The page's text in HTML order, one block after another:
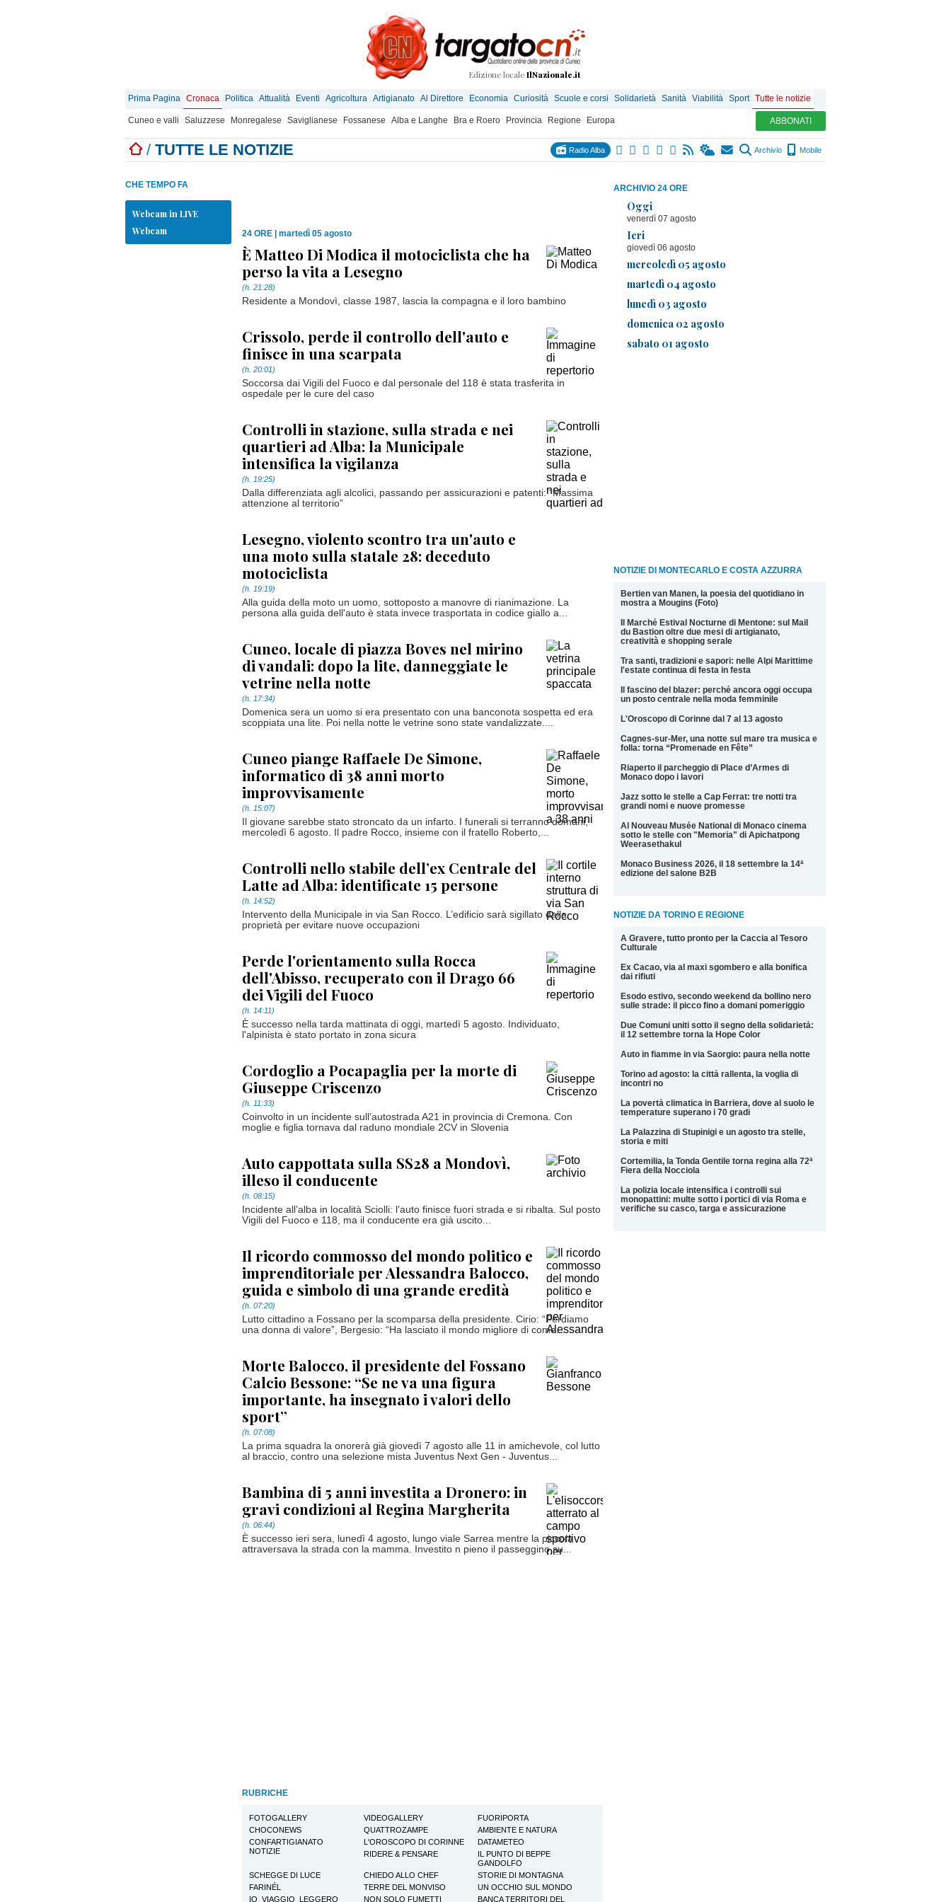
Edizione locale IlNazionale.it
Prima Pagina Cronaca Politica Attualità Eventi Agricoltura Artigianato Al Direttore Economia Curiosità Scuole e corsi Solidarietà Sanità Viabilità Sport Tutte le notizie
Cuneo e valli Saluzzese Monregalese Saviglianese Fossanese Alba e Langhe Bra e Roero Provincia Regione Europa ABBONATI
/ TUTTE LE NOTIZIE Radio Alba Archivio Mobile
ARCHIVIO 24 ORE
Oggi
venerdì 07 agosto
Ieri
giovedì 06 agosto
mercoledì 05 agosto
martedì 04 agosto
lunedì 03 agosto
domenica 02 agosto
sabato 01 agosto
NOTIZIE DI MONTECARLO E COSTA AZZURRA
Bertien van Manen, la poesia del quotidiano in
mostra a Mougins (Foto)
Il Marché Estival Nocturne di Mentone: sul Mail
du Bastion oltre due mesi di artigianato,
creatività e shopping serale
Tra santi, tradizioni e sapori: nelle Alpi Marittime
l'estate continua di festa in festa
Il fascino del blazer: perché ancora oggi occupa
un posto centrale nella moda femminile
L'Oroscopo di Corinne dal 7 al 13 agosto
Cagnes-sur-Mer, una notte sul mare tra musica e
folla: torna “Promenade en Fête”
Riaperto il parcheggio di Place d’Armes di
Monaco dopo i lavori
Jazz sotto le stelle a Cap Ferrat: tre notti tra
grandi nomi e nuove promesse
Al Nouveau Musée National di Monaco cinema
sotto le stelle con "Memoria" di Apichatpong
Weerasethakul
Monaco Business 2026, il 18 settembre la 14ª
edizione del salone B2B
NOTIZIE DA TORINO E REGIONE
A Gravere, tutto pronto per la Caccia al Tesoro
Culturale
Ex Cacao, via al maxi sgombero e alla bonifica
dai rifiuti
Esodo estivo, secondo weekend da bollino nero
sulle strade: il picco fino a domani pomeriggio
Due Comuni uniti sotto il segno della solidarietà:
il 12 settembre torna la Hope Color
Auto in fiamme in via Saorgio: paura nella notte
Torino ad agosto: la città rallenta, la voglia di
incontri no
La povertà climatica in Barriera, dove al suolo le
temperature superano i 70 gradi
La Palazzina di Stupinigi e un agosto tra stelle,
storia e miti
Cortemilia, la Tonda Gentile torna regina alla 72ª
Fiera della Nocciola
La polizia locale intensifica i controlli sui
monopattini: multe sotto i portici di via Roma e
verifiche su casco, targa e assicurazione
CHE TEMPO FA
Webcam in LIVE
Webcam
24 ORE martedì 05 agosto
È Matteo Di Modica il motociclista che ha
perso la vita a Lesegno
(h. 21:28)
Residente a Mondovì, classe 1987, lascia la compagna e il loro bambino
Crissolo, perde il controllo dell'auto e
finisce in una scarpata
(h. 20:01)
Soccorsa dai Vigili del Fuoco e dal personale del 118 è stata trasferita in
ospedale per le cure del caso
Controlli in stazione, sulla strada e nei
quartieri ad Alba: la Municipale
intensifica la vigilanza
(h. 19:25)
Dalla differenziata agli alcolici, passando per assicurazioni e patenti: “Massima
attenzione al territorio”
Lesegno, violento scontro tra un'auto e
una moto sulla statale 28: deceduto
motociclista
(h. 19:19)
Alla guida della moto un uomo, sottoposto a manovre di rianimazione. La
persona alla guida dell'auto è stata invece trasportata in codice giallo a...
Cuneo, locale di piazza Boves nel mirino
di vandali: dopo la lite, danneggiate le
vetrine nella notte
(h. 17:34)
Domenica sera un uomo si era presentato con una banconota sospetta ed era
scoppiata una lite. Poi nella notte le vetrine sono state vandalizzate....
Cuneo piange Raffaele De Simone,
informatico di 38 anni morto
improvvisamente
(h. 15:07)
Il giovane sarebbe stato stroncato da un infarto. I funerali si terranno domani,
mercoledì 6 agosto. Il padre Rocco, insieme con il fratello Roberto,...
Controlli nello stabile dell’ex Centrale del
Latte ad Alba: identificate 15 persone
(h. 14:52)
Intervento della Municipale in via San Rocco. L’edificio sarà sigillato dalla
proprietà per evitare nuove occupazioni
Perde l'orientamento sulla Rocca
dell'Abisso, recuperato con il Drago 66
dei Vigili del Fuoco
(h. 14:11)
È successo nella tarda mattinata di oggi, martedì 5 agosto. Individuato,
l'alpinista è stato portato in zona sicura
Cordoglio a Pocapaglia per la morte di
Giuseppe Criscenzo
(h. 11:33)
Coinvolto in un incidente sull’autostrada A21 in provincia di Cremona. Con
moglie e figlia tornava dal raduno mondiale 2CV in Slovenia
Auto cappottata sulla SS28 a Mondovì,
illeso il conducente
(h. 08:15)
Incidente all’alba in località Sciolli: l’auto finisce fuori strada e si ribalta. Sul posto
Vigili del Fuoco e 118, ma il conducente era già uscito...
Il ricordo commosso del mondo politico e
imprenditoriale per Alessandra Balocco,
guida e simbolo di una grande eredità
(h. 07:20)
Lutto cittadino a Fossano per la scomparsa della presidente. Cirio: “Perdiamo
una donna di valore”, Bergesio: “Ha lasciato il mondo migliore di come...
Morte Balocco, il presidente del Fossano
Calcio Bessone: “Se ne va una figura
importante, ha insegnato i valori dello
sport”
(h. 07:08)
La prima squadra la onorerà già giovedì 7 agosto alle 11 in amichevole, col lutto
al braccio, contro una selezione mista Juventus Next Gen - Juventus...
Bambina di 5 anni investita a Dronero: in
gravi condizioni al Regina Margherita
(h. 06:44)
È successo ieri sera, lunedì 4 agosto, lungo viale Sarrea mentre la piccola
attraversava la strada con la mamma. Investito n pieno il passeggino su...
RUBRICHE
FOTOGALLERY VIDEOGALLERY
FUORIPORTA
CHOCONEWS
QUATTROZAMPE
AMBIENTE E NATURA
CONFARTIGIANATO
NOTIZIE
L'OROSCOPO DI CORINNE
DATAMETEO
RIDERE & PENSARE
IL PUNTO DI BEPPE
GANDOLFO
SCHEGGE DI LUCE
CHIEDO ALLO CHEF
STORIE DI MONTAGNA
FARINÉL
TERRE DEL MONVISO
UN OCCHIO SUL MONDO
IO_VIAGGIO_LEGGERO
NON SOLO FUMETTI BANCA TERRITORI DEL